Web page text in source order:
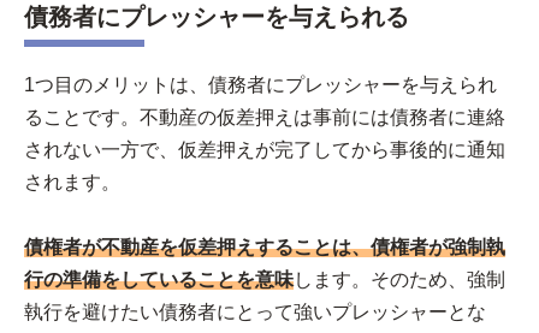
債務者にプレッシャーを与えられる
1つ目のメリットは、債務者にプレッシャーを与えられ
ることです。不動産の仮差押えは事前には債務者に連絡
されない一方で、仮差押えが完了してから事後的に通知
されます。
債権者が不動産を仮差押えすることは、債権者が強制執
行の準備をしていることを意味します。そのため、強制
執行を避けたい債務者にとって強いプレッシャーとな